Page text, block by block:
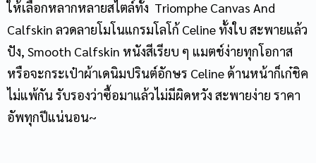
ให้เลือกหลากหลายสไตล์ทั้ง Triomphe Canvas And
Calfskin ลวดลายโมโนแกรมโลโก้ Celine ทั้งใบ สะพายแล้ว
ปัง, Smooth Calfskin หนังสีเรียบ ๆ แมตช์ง่ายทุกโอกาส
หรือจะกระเป๋าผ้าเดนิมปรินต์อักษร Celine ด้านหน้าก็เก๋ชิค
ไม่แพ้กัน รับรองว่าซื้อมาแล้วไม่มีผิดหวัง สะพายง่าย ราคา
อัพทุกปีแน่นอน~